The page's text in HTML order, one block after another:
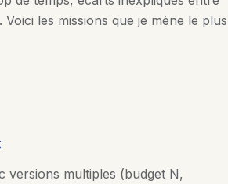
les missions que je mène le plus
versions multiples (budget N,